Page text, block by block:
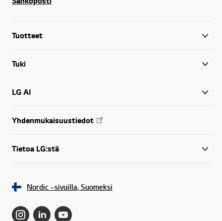
Tuotteet
Tuki
LG AI
Yhdenmukaisuustiedot
Tietoa LG:stä
Nordic –sivuilla, Suomeksi